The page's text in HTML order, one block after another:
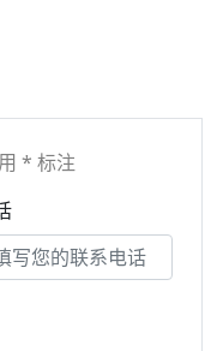
* 标注